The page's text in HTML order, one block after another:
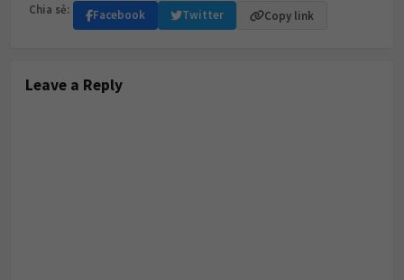
Chia sẻ: Facebook Twitter Copy link
Leave a Reply